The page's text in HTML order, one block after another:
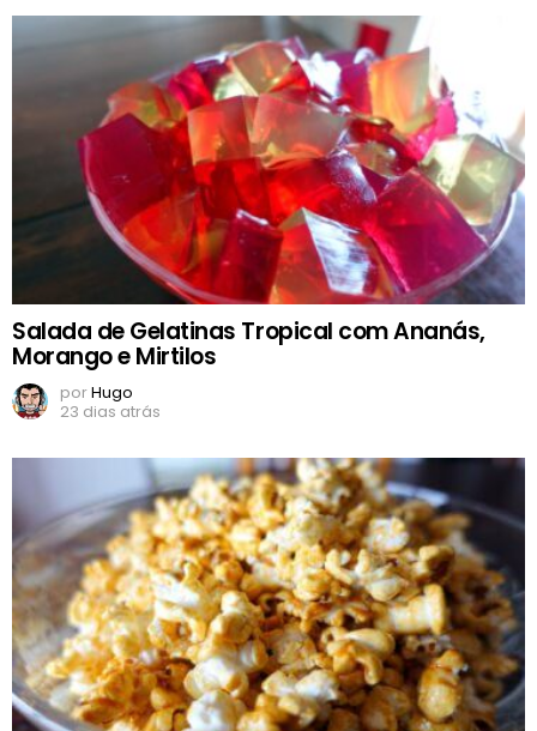
Salada de Gelatinas Tropical com Ananás,
Morango e Mirtilos
porHugo
23 dias atrás